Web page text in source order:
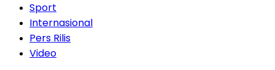
Sport
Internasional
Pers Rilis
Video